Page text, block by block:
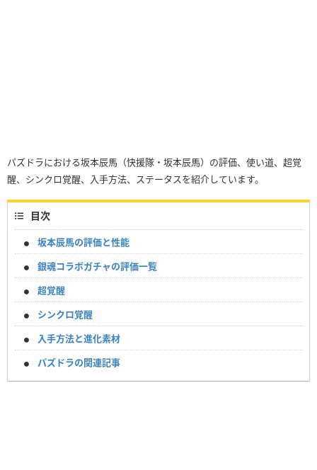
パズドラにおける坂本辰馬（快援隊・坂本辰馬）の評価、使い道、超覚
醒、シンクロ覚醒、入手方法、ステータスを紹介しています。
目次
坂本辰馬の評価と性能
銀魂コラボガチャの評価一覧
超覚醒
シンクロ覚醒
入手方法と進化素材
パズドラの関連記事